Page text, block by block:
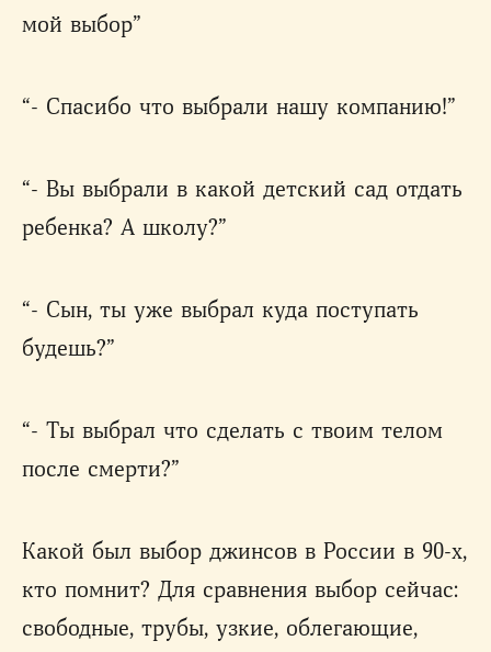
мой выбор”
“- Спасибо что выбрали нашу компанию!”
“- Вы выбрали в какой детский сад отдать
ребенка? А школу?”
“- Сын, ты уже выбрал куда поступать
будешь?”
“- Ты выбрал что сделать с твоим телом
после смерти?”
Какой был выбор джинсов в России в 90-х,
кто помнит? Для сравнения выбор сейчас:
свободные, трубы, узкие, облегающие,